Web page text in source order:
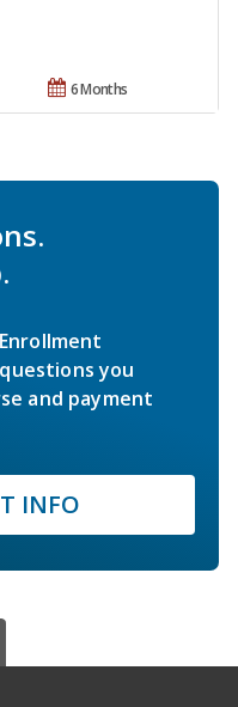
6 Months
you
and payment
INFO